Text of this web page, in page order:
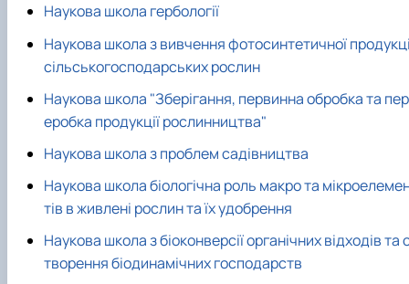
Наукова школа гербології
Наукова школа з вивчення фотосинтетичної
сільськогосподарських рослин
Наукова школа "Зберігання, первинна обробка та пер
еробка продукції рослинництва"
Наукова школа з проблем садівництва
Наукова школа біологічна роль макро та
тів в живлені рослин та їх удобрення
Наукова школа з біоконверсії органічних відходів та
творення біодинамічних господарств